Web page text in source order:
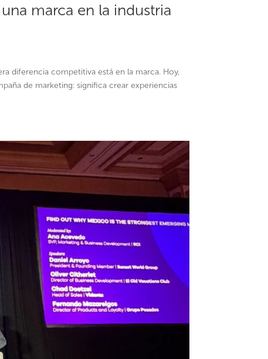
marca en la industria
diferencia competitiva está en la marca. Hoy,
de marketing: significa crear experiencias